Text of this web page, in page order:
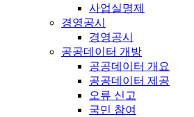
사업실명제
경영공시
경영공시
공공데이터 개방
공공데이터 개요
공공데이터 제공
오류 신고
국민 참여